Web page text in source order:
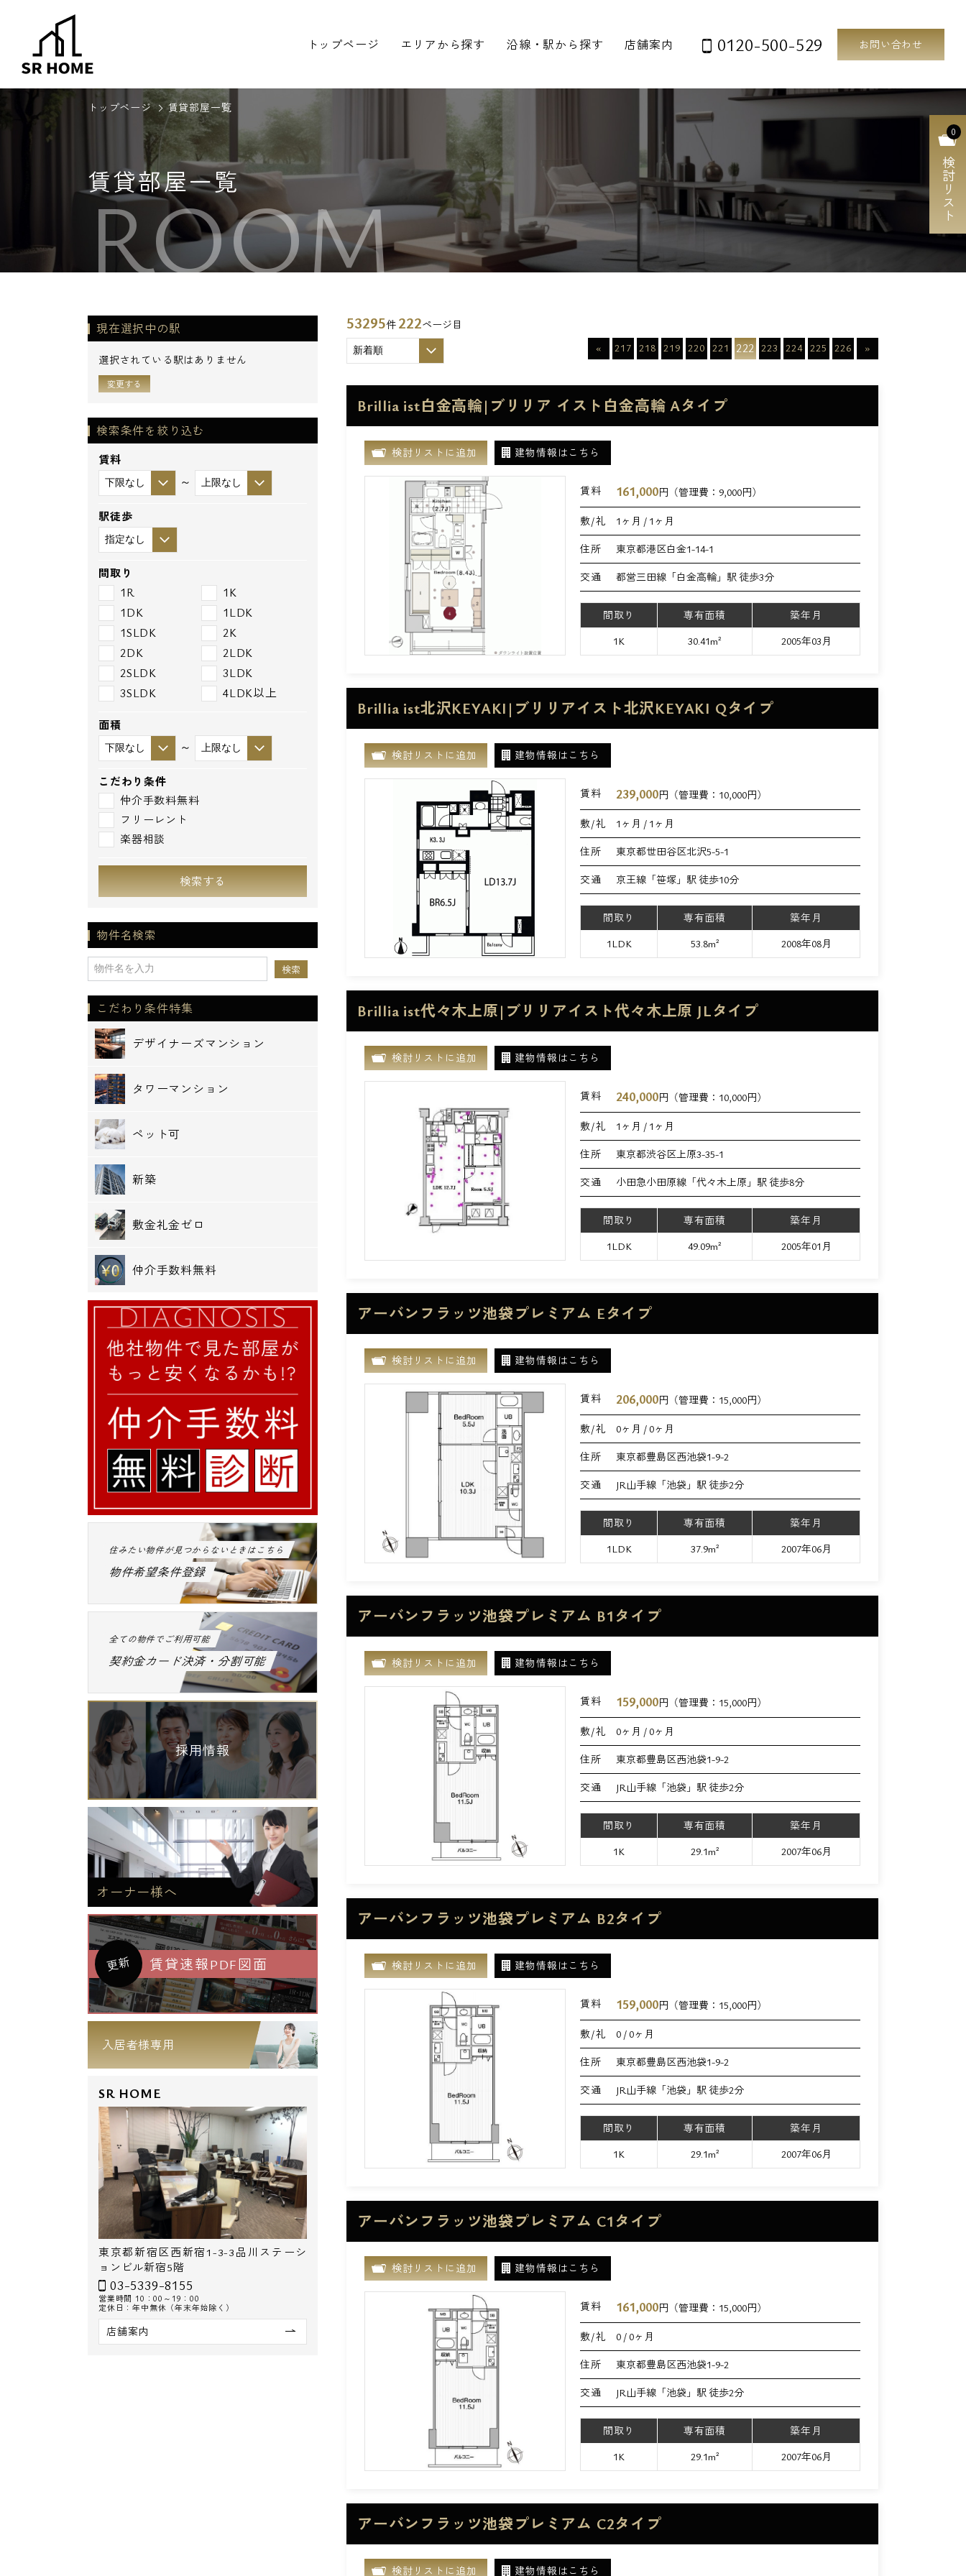
トップページ エリアから探す 沿線・駅から探す 店舗案内 0120-500-529 お問い合わせ
0
検討リスト
トップページ 賃貸部屋一覧
賃貸部屋一覧
ROOM
53295件 222ページ目
«
217 218 219 220 221 222 223 224 225 226 »
Brillia ist白金高輪|ブリリア イスト白金高輪 Aタイプ
検討リストに追加 建物情報はこちら
賃料 161,000円（管理費： 9,000円）
敷/礼 1ヶ月 / 1ヶ月
住所 東京都港区白金1-14-1
交通 都営三田線「白金高輪」駅 徒歩3分
間取り 専有面積
築年月
1K
30.41m² 2005年03月
Brillia ist北沢KEYAKI|ブリリアイスト北沢KEYAKI Qタイプ
検討リストに追加 建物情報はこちら
賃料 239,000円（管理費： 10,000円）
敷/礼 1ヶ月 / 1ヶ月
住所 東京都世田谷区北沢5-5-1
交通 京王線「笹塚」駅 徒歩10分
間取り 専有面積
築年月
1LDK
53.8m² 2008年08月
Brillia ist代々木上原|ブリリアイスト代々木上原 JLタイプ
検討リストに追加 建物情報はこちら
賃料 240,000円（管理費： 10,000円）
敷/礼 1ヶ月 / 1ヶ月
住所 東京都渋谷区上原3-35-1
交通 小田急小田原線「代々木上原」駅 徒歩8分
間取り 専有面積
築年月
1LDK
49.09m² 2005年01月
アーバンフラッツ池袋プレミアム Eタイプ
検討リストに追加 建物情報はこちら
賃料 206,000円（管理費： 15,000円）
敷/礼 0ヶ月 / 0ヶ月
住所 東京都豊島区西池袋1-9-2
交通 JR山手線「池袋」駅 徒歩2分
間取り 専有面積
築年月
1LDK
37.9m² 2007年06月
アーバンフラッツ池袋プレミアム B1タイプ
検討リストに追加 建物情報はこちら
賃料 159,000円（管理費： 15,000円）
敷/礼 0ヶ月 / 0ヶ月
住所 東京都豊島区西池袋1-9-2
交通 JR山手線「池袋」駅 徒歩2分
間取り 専有面積
築年月
1K
29.1m² 2007年06月
アーバンフラッツ池袋プレミアム B2タイプ
検討リストに追加 建物情報はこちら
賃料 159,000円（管理費： 15,000円）
敷/礼 0 / 0ヶ月
住所 東京都豊島区西池袋1-9-2
交通 JR山手線「池袋」駅 徒歩2分
間取り 専有面積
築年月
1K
29.1m² 2007年06月
アーバンフラッツ池袋プレミアム C1タイプ
検討リストに追加 建物情報はこちら
賃料 161,000円（管理費： 15,000円）
敷/礼 0 / 0ヶ月
住所 東京都豊島区西池袋1-9-2
交通 JR山手線「池袋」駅 徒歩2分
間取り 専有面積
築年月
1K
29.1m² 2007年06月
アーバンフラッツ池袋プレミアム C2タイプ
検討リストに追加 建物情報はこちら
現在選択中の駅
選択されている駅はありません
変更する
検索条件を絞り込む
賃料
～
駅徒歩
間取り
1R
1K
1DK
1LDK
1SLDK
2K
2DK
2LDK
2SLDK
3LDK
3SLDK
4LDK以上
面積
～
こだわり条件
仲介手数料無料
フリーレント
楽器相談
検索する
物件名検索
こだわり条件特集
デザイナーズマンション
タワーマンション
ペット可
新築
敷金礼金ゼロ
仲介手数料無料
住みたい物件が見つからないときはこちら
物件希望条件登録
全ての物件でご利用可能
契約金カード決済・分割可能
採用情報
オーナー様へ
更新 賃貸速報PDF図面
入居者様専用
SR HOME
東京都新宿区西新宿1-3-3品川ステーシ
ョンビル新宿5階
03-5339-8155
営業時間 10：00～19：00
定休日：年中無休（年末年始除く）
店舗案内